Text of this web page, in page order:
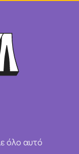
όλο αυτό